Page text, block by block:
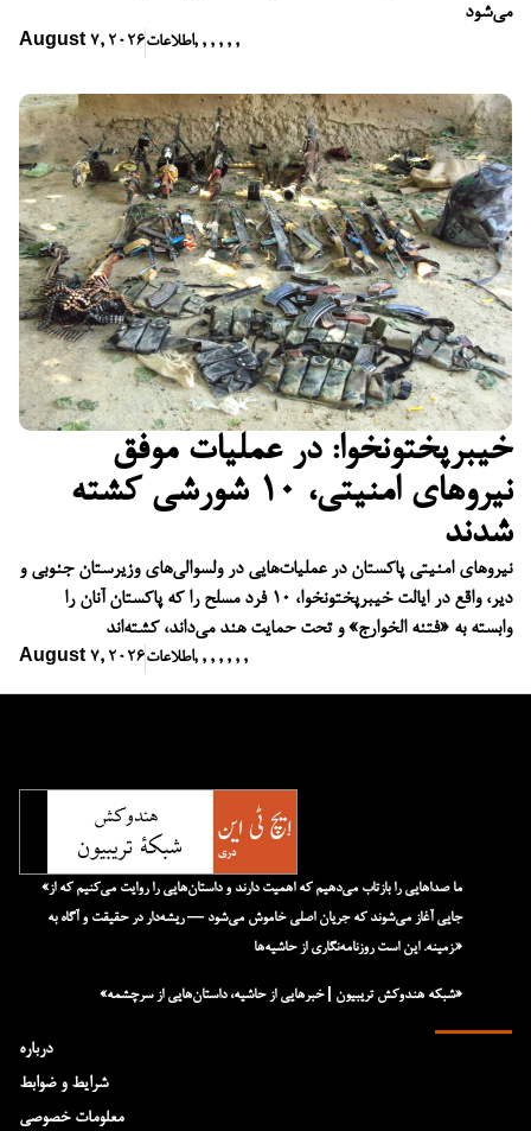
می‌شود
August 7, 2026اطلاعات, , , , , ,
خیبرپختونخوا: در عملیات موفق
نیروهای امنیتی، ۱۰ شورشی کشته
شدند
نیروهای امنیتی پاکستان در عملیات‌هایی در ولسوالی‌های وزیرستان جنوبی و
دیر، واقع در ایالت خیبرپختونخوا، ۱۰ فرد مسلح را که پاکستان آنان را
وابسته به «فتنه الخوارج» و تحت حمایت هند می‌داند، کشته‌اند
August 7, 2026اطلاعات, , , , , , ,
درباره
شرایط و ضوابط
معلومات خصوصی
«ما صداهایی را بازتاب می‌دهیم که اهمیت دارند و داستان‌هایی را روایت می‌کنیم که از
جایی آغاز می‌شوند که جریان اصلی خاموش می‌شود — ریشه‌دار در حقیقت و آگاه به
زمینه. این است روزنامه‌نگاری از حاشیه‌ها.»
«شبکه هند‌و‌کش تریبیون | خبرهایی از حاشیه، داستان‌هایی از سرچشمه»